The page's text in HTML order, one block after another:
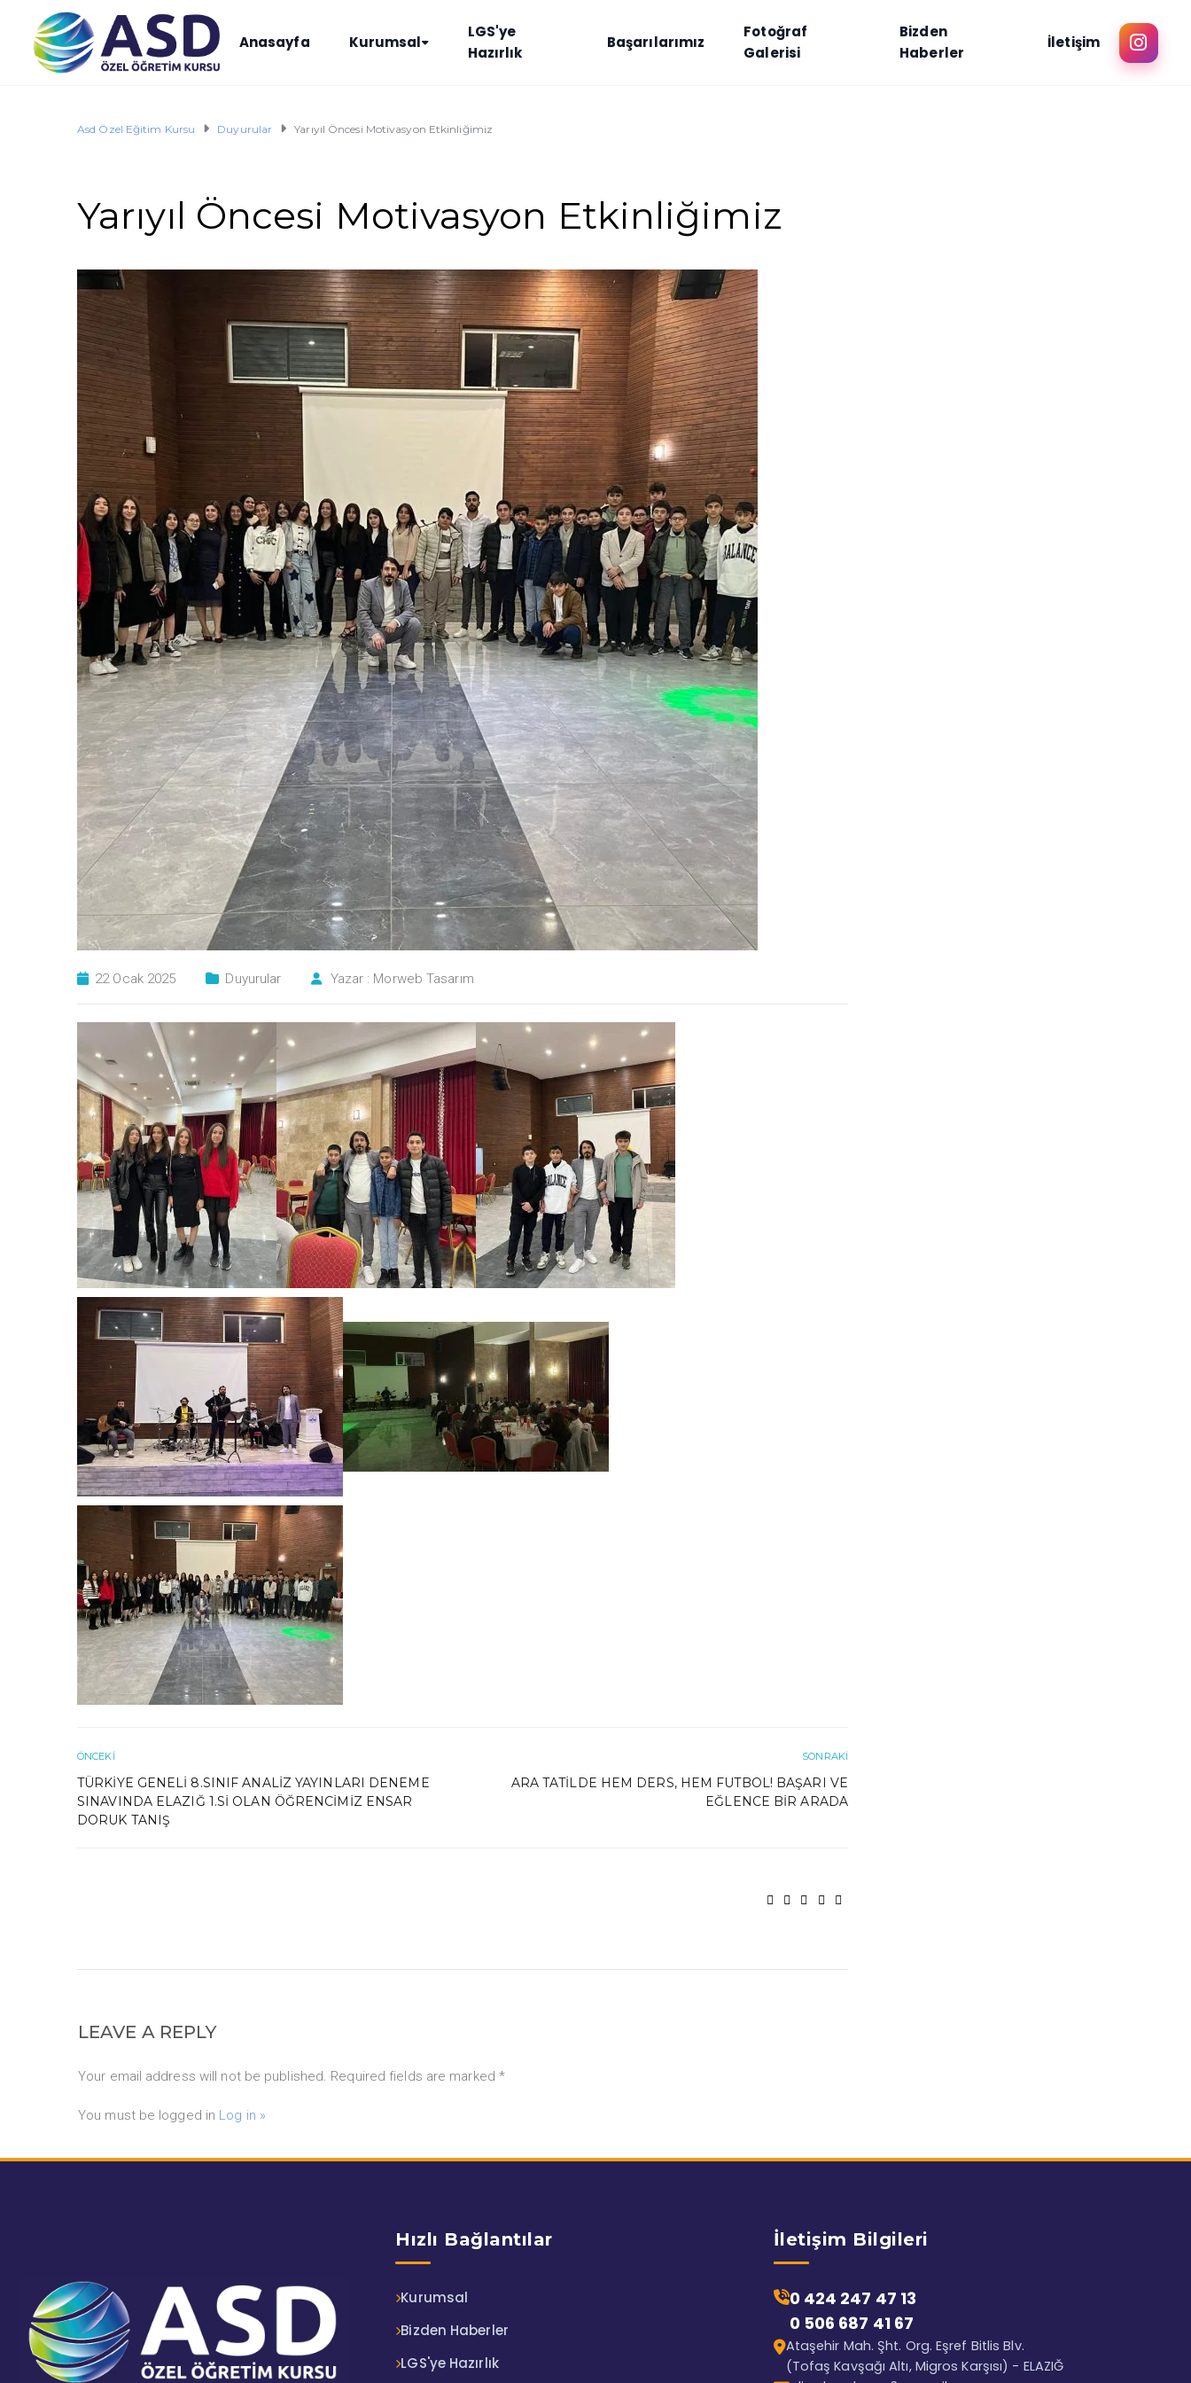
Anasayfa Kurumsal
LGS'ye
Hazırlık
Başarılarımız
Fotoğraf
Galerisi
Bizden
Haberler
İletişim
Asd Özel Eğitim Kursu Duyurular Yarıyıl Öncesi Motivasyon Etkinliğimiz
Yarıyıl Öncesi Motivasyon Etkinliğimiz
22 Ocak 2025 Duyurular Yazar : Morweb Tasarım
ÖNCEKI
TÜRKIYE GENELI 8.SINIF ANALIZ YAYINLARI DENEME
SINAVINDA ELAZIĞ 1.SI OLAN ÖĞRENCIMIZ ENSAR
DORUK TANIŞ
SONRAKI
ARA TATILDE HEM DERS, HEM FUTBOL! BAŞARI VE
EĞLENCE BIR ARADA
LEAVE A REPLY
Your email address will not be published. Required fields are marked *
You must be logged in Log in »
Hızlı Bağlantılar
Kurumsal
Bizden Haberler
LGS'ye Hazırlık
İletişim Bilgileri
0 424 247 47 13
0 506 687 41 67
Ataşehir Mah. Şht. Org. Eşref Bitlis Blv.
(Tofaş Kavşağı Altı, Migros Karşısı) - ELAZIĞ